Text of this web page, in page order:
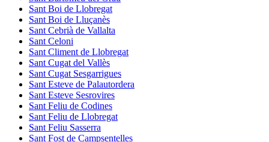
Sant Boi de Llobregat
Sant Boi de Lluçanès
Sant Cebrià de Vallalta
Sant Celoni
Sant Climent de Llobregat
Sant Cugat del Vallès
Sant Cugat Sesgarrigues
Sant Esteve de Palautordera
Sant Esteve Sesrovires
Sant Feliu de Codines
Sant Feliu de Llobregat
Sant Feliu Sasserra
Sant Fost de Campsentelles